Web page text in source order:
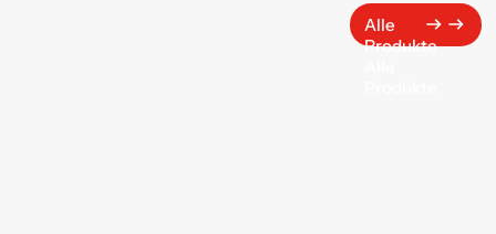
Alle
Produkte